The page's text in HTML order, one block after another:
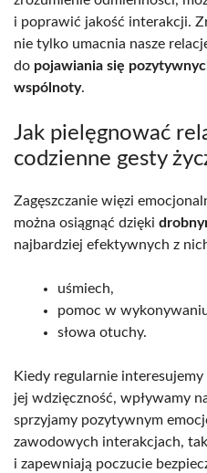
i poprawić jakość interakcji.
nie tylko umacnia nasze
do pojawiania się
wspólnoty.
Jak pielęgnować
codzienne gesty
Zagęszczanie więzi
można osiągnąć dzięki
najbardziej efektywnych z
uśmiech,
pomoc w
słowa otuchy.
Kiedy regularnie
jej wdzięczność, wpływamy
sprzyjamy pozytywnym
zawodowych interakcjach,
i zapewniają poczucie